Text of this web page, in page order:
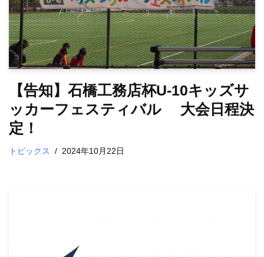
【告知】石橋工務店杯U-10キッズサ
ッカーフェスティバル 大会日程決
定！
トピックス 2024年10月22日